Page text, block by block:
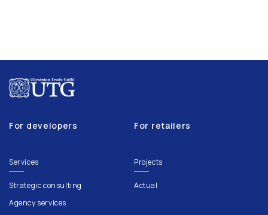
For developers For retailers
Services
Strategic consulting
Agency services
Projects
Actual